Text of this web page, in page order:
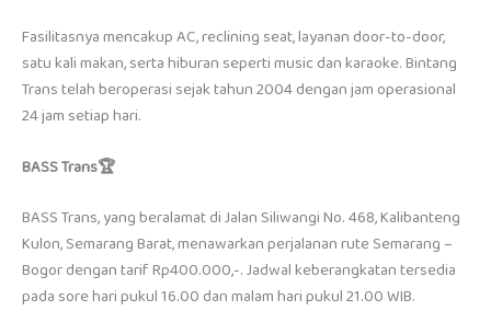
Fasilitasnya mencakup AC, reclining seat, layanan door-to-door,
satu kali makan, serta hiburan seperti music dan karaoke. Bintang
Trans telah beroperasi sejak tahun 2004 dengan jam operasional
24 jam setiap hari.
BASS Trans🏆
BASS Trans, yang beralamat di Jalan Siliwangi No. 468, Kalibanteng
Kulon, Semarang Barat, menawarkan perjalanan rute Semarang –
Bogor dengan tarif Rp400.000,-. Jadwal keberangkatan tersedia
pada sore hari pukul 16.00 dan malam hari pukul 21.00 WIB.